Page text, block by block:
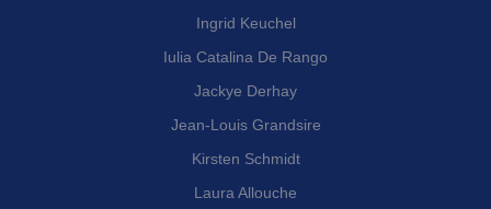
Ingrid Keuchel
Iulia Catalina De Rango
Jackye Derhay
Jean-Louis Grandsire
Kirsten Schmidt
Laura Allouche